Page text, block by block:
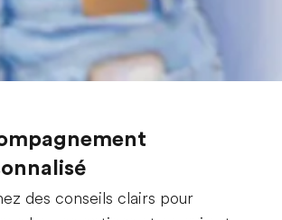
des conseils clairs pour